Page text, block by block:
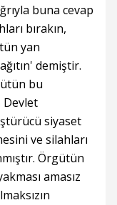
buna cevap
bırakın,
yan
demiştir.
bu
Devlet
siyaset
ve silahları
Örgütün
amasız